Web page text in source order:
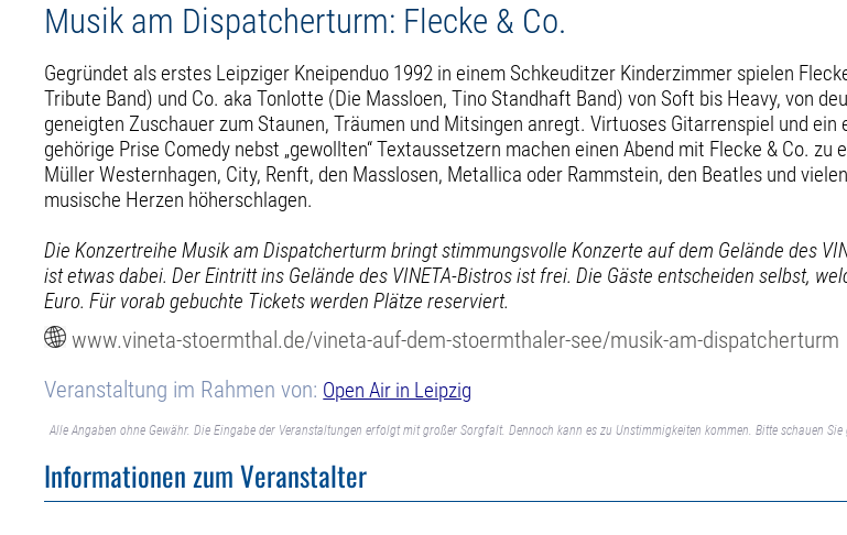
Musik am Dispatcherturm: Flecke & Co.
Gegründet als erstes Leipziger Kneipenduo 1992 in einem Schkeuditzer Kinderzimmer spielen
Tribute Band) und Co. aka Tonlotte (Die Massloen, Tino Standhaft Band) von Soft bis Heavy, von
geneigten Zuschauer zum Staunen, Träumen und Mitsingen anregt. Virtuoses Gitarrenspiel und
gehörige Prise Comedy nebst „gewollten“ Textaussetzern machen einen Abend mit Flecke & Co.
Müller Westernhagen, City, Renft, den Masslosen, Metallica oder Rammstein, den Beatles und
musische Herzen höherschlagen.
Die Konzertreihe Musik am Dispatcherturm bringt stimmungsvolle Konzerte auf dem Gelände des
ist etwas dabei. Der Eintritt ins Gelände des VINETA-Bistros ist frei. Die Gäste entscheiden selbst,
Euro. Für vorab gebuchte Tickets werden Plätze reserviert.
www.vineta-stoermthal.de/vineta-auf-dem-stoermthaler-see/musik-am-dispatcherturm
Veranstaltung im Rahmen von: Open Air in Leipzig
Alle Angaben ohne Gewähr. Die Eingabe der Veranstaltungen erfolgt mit großer Sorgfalt. Dennoch kann es zu Unstimmigkeiten kommen. Bitte schauen
Informationen zum Veranstalter